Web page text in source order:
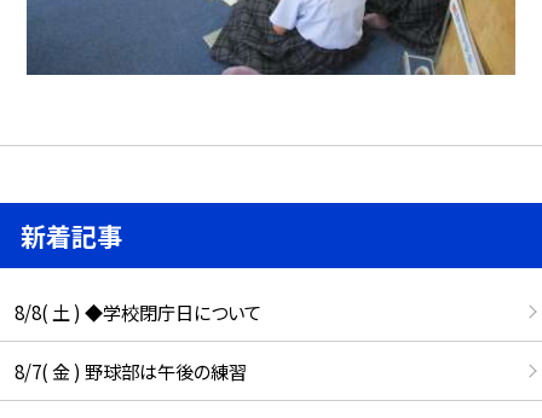
新着記事
8/8( 土 ) ◆学校閉庁日について
8/7( 金 ) 野球部は午後の練習